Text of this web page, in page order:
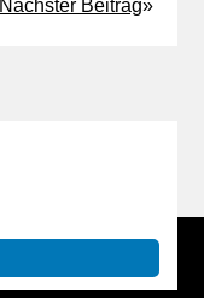
Nächster Beitrag»